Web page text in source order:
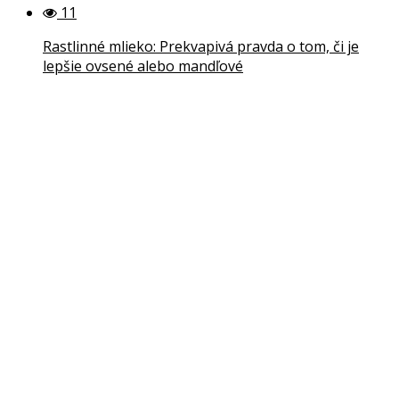
11
Rastlinné mlieko: Prekvapivá pravda o tom, či je
lepšie ovsené alebo mandľové